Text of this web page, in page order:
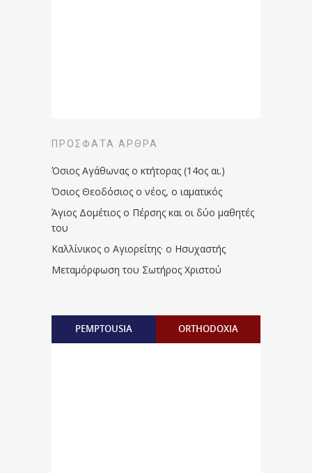
ΠΡΌΣΦΑΤΑ ΆΡΘΡΑ
Όσιος Αγάθωνας ο κτήτορας (14ος αι.)
Όσιος Θεοδόσιος ο νέος, ο ιαματικός
Άγιος Δομέτιος ο Πέρσης και οι δύο μαθητές
του
Καλλίνικος ο Αγιορείτης · ο Ησυχαστής
Μεταμόρφωση του Σωτήρος Χριστού
PEMPTOUSIA ORTHODOXIA